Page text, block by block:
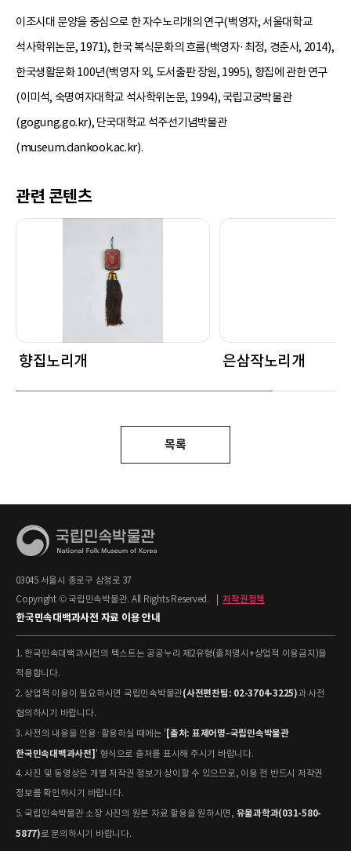
이조시대 문양을 중심으로 한 자수노리개의 연구(백영자, 서울대학교
석사학위논문, 1971), 한국 복식문화의 흐름(백영자·최정, 경춘사, 2014),
한국생활문화 100년(백영자 외, 도서출판 장원, 1995), 향집에 관한 연구
(이미석, 숙명여자대학교 석사학위논문, 1994), 국립고궁박물관
(gogung.go.kr), 단국대학교 석주선기념박물관
(museum.dankook.ac.kr).
관련 콘텐츠
향집노리개 은삼작노리개
목록
03045 서울시 종로구 삼청로 37
Copyright © 국립민속박물관. All Rights Reserved.
저작권정책
한국민속대백과사전 자료 이용 안내
1. 한국민속대백과사전의 텍스트는 공공누리 제2유형(출처명시+상업적 이용금지)을
적용합니다.
2. 상업적 이용이 필요하시면 국립민속박물관(사전편찬팀: 02-3704-3225)과 사전
협의하시기 바랍니다.
3. 사전의 내용을 인용·활용하실 때에는 ' [출처: 표제어명–국립민속박물관
한국민속대백과사전] ' 형식으로 출처를 표시해 주시기 바랍니다.
4. 사진 및 동영상은 개별 저작권 정보가 상이할 수 있으므로, 이용 전 반드시 저작권
정보를 확인하시기 바랍니다.
5. 국립민속박물관 소장 사진의 원본 자료 활용을 원하시면, 유물과학과(031-580-
5877)로 문의하시기 바랍니다.